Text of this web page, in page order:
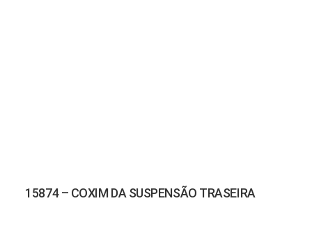
15874 – COXIM DA SUSPENSÃO TRASEIRA